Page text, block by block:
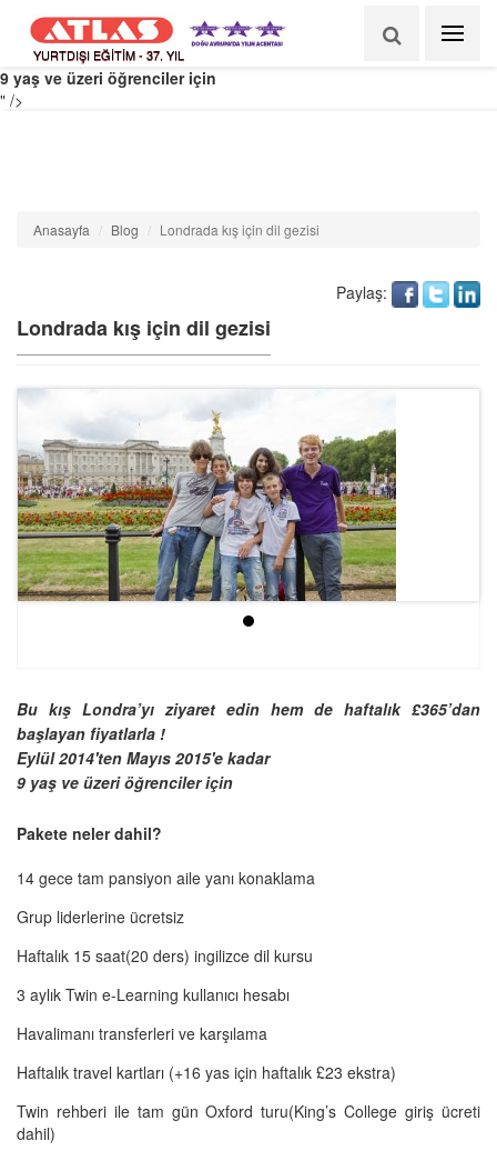
Bu kış Londra’yı ziyaret edin hem de haftalık £365’dan başlayan
fiyatlarla !
Eylül 2014'ten Mayıs 2015'e kadar
9 yaş ve üzeri öğrenciler için
" />
YURTDIŞI EĞİTİM - 37. YIL
Anasayfa Blog Londrada kış için dil gezisi
Londrada kış için dil gezisi
Paylaş:
Bu kış Londra’yı ziyaret edin hem de haftalık £365’dan
başlayan fiyatlarla !
Eylül 2014'ten Mayıs 2015'e kadar
9 yaş ve üzeri öğrenciler için
Pakete neler dahil?
14 gece tam pansiyon aile yanı konaklama
Grup liderlerine ücretsiz
Haftalık 15 saat(20 ders) ingilizce dil kursu
3 aylık Twin e-Learning kullanıcı hesabı
Havalimanı transferleri ve karşılama
Haftalık travel kartları (+16 yas için haftalık £23 ekstra)
Twin rehberi ile tam gün Oxford turu(King’s College giriş ücreti
dahil)